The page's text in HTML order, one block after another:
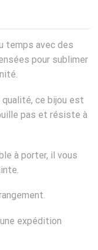
temps avec des
pour sublimer
qualité, ce bijou est
pas et résiste à
à porter, il vous
expédition